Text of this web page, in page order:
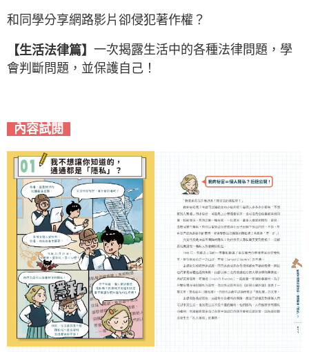
和同學分享網路影片卻侵犯著作權？
【生活法律篇】 一次揭露生活中的各種法律問題，學
會判斷問題，並保護自己！
內容試閱